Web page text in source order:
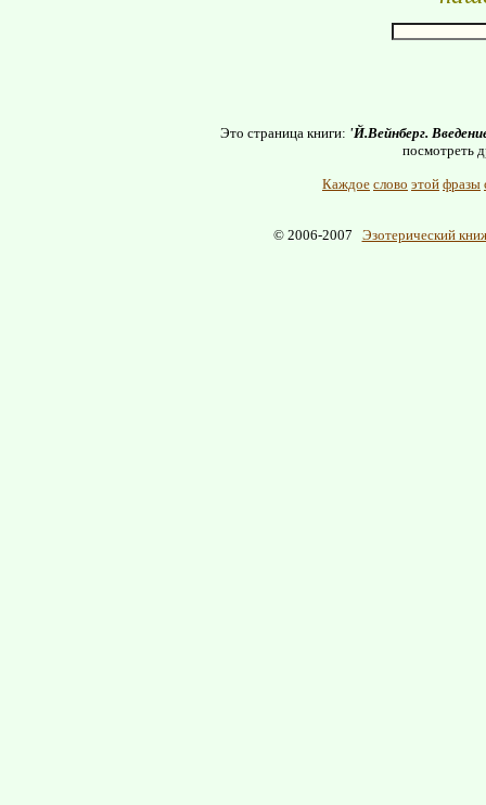
Это страница книги: 'Й.Вейнберг.
посмотреть
Каждое слово этой фразы
© 2006-2007 Эзотерический